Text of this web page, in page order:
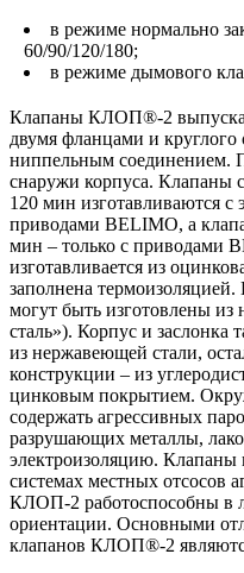
в режиме нормально
60/90/120/180;
в режиме дымового
Клапаны КЛОП®-2
двумя фланцами и
ниппельным соединением.
снаружи корпуса. Клапаны
120 мин изготавливаются
приводами BELIMO, а
мин – только с приводами
изготавливается из
заполнена
могут быть изготовлены
сталь»). Корпус и заслонка
из нержавеющей стали,
конструкции – из
цинковым покрытием.
содержать агрессивных
разрушающих металлы,
электроизоляцию. Клапаны
системах местных отсосов
КЛОП-2 работоспособны в
ориентации. Основными
клапанов КЛОП®-2